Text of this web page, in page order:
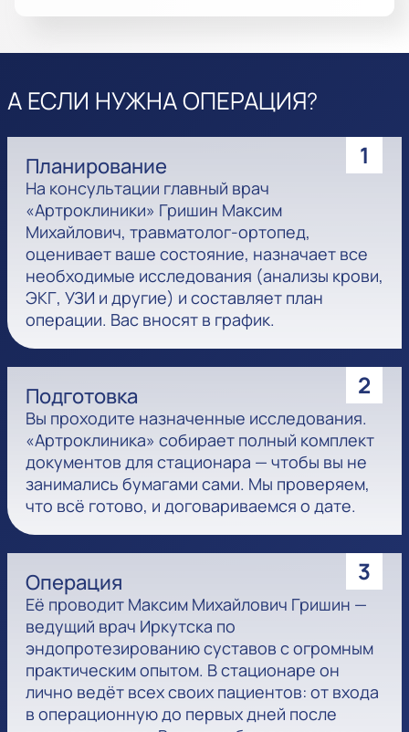
А ЕСЛИ НУЖНА ОПЕРАЦИЯ?
1
Планирование
На консультации главный врач
«Артроклиники» Гришин Максим
Михайлович, травматолог-ортопед,
оценивает ваше состояние, назначает все
необходимые исследования (анализы крови,
ЭКГ, УЗИ и другие) и составляет план
операции. Вас вносят в график.
2
Подготовка
Вы проходите назначенные исследования.
«Артроклиника» собирает полный комплект
документов для стационара — чтобы вы не
занимались бумагами сами. Мы проверяем,
что всё готово, и договариваемся о дате.
3
Операция
Её проводит Максим Михайлович Гришин —
ведущий врач Иркутска по
эндопротезированию суставов с огромным
практическим опытом. В стационаре он
лично ведёт всех своих пациентов: от входа
в операционную до первых дней после